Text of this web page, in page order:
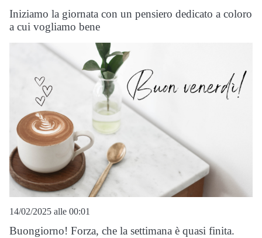
Iniziamo la giornata con un pensiero dedicato a coloro
a cui vogliamo bene
14/02/2025 alle 00:01
Buongiorno! Forza, che la settimana è quasi finita.